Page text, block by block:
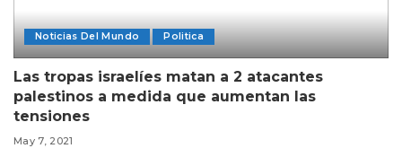
Noticias Del Mundo Politica
Las tropas israelíes matan a 2 atacantes
palestinos a medida que aumentan las
tensiones
May 7, 2021